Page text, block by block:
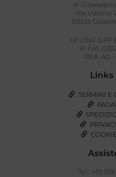
di
Via Vittorio
92025
CF: DNG GPP
P. IVA:
REA: AG
Links
TERMINI E
Tel.: +39